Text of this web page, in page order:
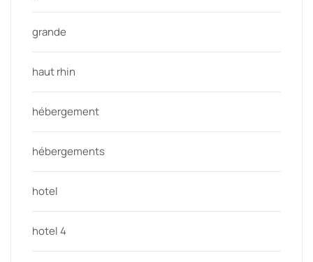
grande
haut rhin
hébergement
hébergements
hotel
hotel 4